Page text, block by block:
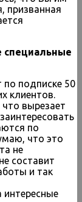
призванная
специальные
по подписке 50
клиентов.
вырезает
по
что это
не
составит
и так